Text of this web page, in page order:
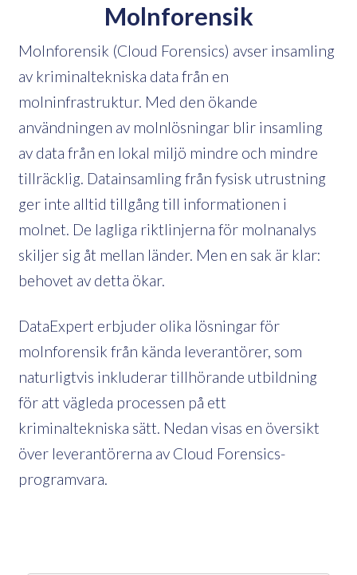
Molnforensik
Molnforensik (Cloud Forensics) avser insamling
av kriminaltekniska data från en
molninfrastruktur. Med den ökande
användningen av molnlösningar blir insamling
av data från en lokal miljö mindre och mindre
tillräcklig. Datainsamling från fysisk utrustning
ger inte alltid tillgång till informationen i
molnet. De lagliga riktlinjerna för molnanalys
skiljer sig åt mellan länder. Men en sak är klar:
behovet av detta ökar.
DataExpert erbjuder olika lösningar för
molnforensik från kända leverantörer, som
naturligtvis inkluderar tillhörande utbildning
för att vägleda processen på ett
kriminaltekniska sätt. Nedan visas en översikt
över leverantörerna av Cloud Forensics-
programvara.